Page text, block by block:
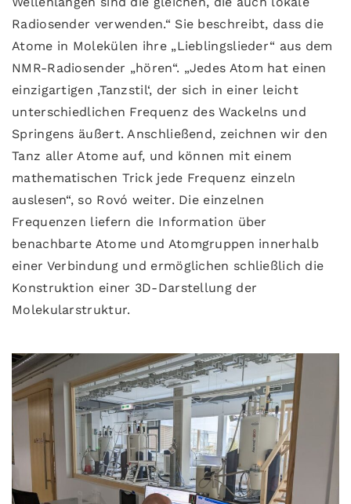
Radiosender verwenden.“ Sie beschreibt, dass die
Atome in Molekülen ihre „Lieblingslieder“ aus dem
NMR-Radiosender „hören“. „Jedes Atom hat einen
einzigartigen ‚Tanzstil‘, der sich in einer leicht
unterschiedlichen Frequenz des Wackelns und
Springens äußert. Anschließend, zeichnen wir den
Tanz aller Atome auf, und können mit einem
mathematischen Trick jede Frequenz einzeln
auslesen“, so Rovó weiter. Die einzelnen
Frequenzen liefern die Information über
benachbarte Atome und Atomgruppen innerhalb
einer Verbindung und ermöglichen schließlich die
Konstruktion einer 3D-Darstellung der
Molekularstruktur.